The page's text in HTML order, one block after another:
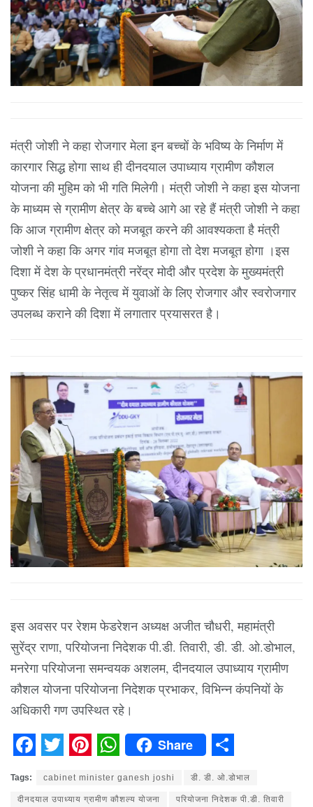
मंत्री जोशी ने कहा रोजगार मेला इन बच्चों के भविष्य के निर्माण में
कारगार सिद्ध होगा साथ ही दीनदयाल उपाध्याय ग्रामीण कौशल
योजना की मुहिम को भी गति मिलेगी। मंत्री जोशी ने कहा इस योजना
के माध्यम से ग्रामीण क्षेत्र के बच्चे आगे आ रहे हैं मंत्री जोशी ने कहा
कि आज ग्रामीण क्षेत्र को मजबूत करने की आवश्यकता है मंत्री
जोशी ने कहा कि अगर गांव मजबूत होगा तो देश मजबूत होगा ।इस
दिशा में देश के प्रधानमंत्री नरेंद्र मोदी और प्रदेश के मुख्यमंत्री
पुष्कर सिंह धामी के नेतृत्व में युवाओं के लिए रोजगार और स्वरोजगार
उपलब्ध कराने की दिशा में लगातार प्रयासरत है।
इस अवसर पर रेशम फेडरेशन अध्यक्ष अजीत चौधरी, महामंत्री
सुरेंद्र राणा, परियोजना निदेशक पी.डी. तिवारी, डी. डी. ओ.डोभाल,
मनरेगा परियोजना समन्वयक अशलम, दीनदयाल उपाध्याय ग्रामीण
कौशल योजना परियोजना निदेशक प्रभाकर, विभिन्न कंपनियों के
अधिकारी गण उपस्थित रहे।
Facebook
Twitter
Pinterest
WhatsApp
Share
Share
Tags: cabinet minister ganesh joshi डी. डी. ओ.डोभाल
दीनदयाल उपाध्याय ग्रामीण कौशल्य योजना परियोजना निदेशक पी.डी. तिवारी